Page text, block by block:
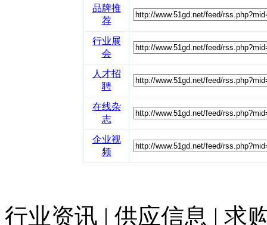
品牌推
荐
行业展
会
人才招
聘
在线杂
志
企业视
频
行业资讯 | 供应信息 | 求